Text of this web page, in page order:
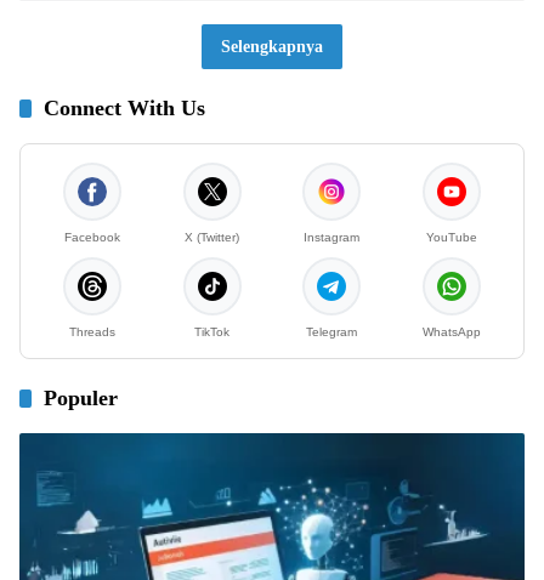
Selengkapnya
Connect With Us
Facebook X (Twitter) Instagram YouTube
Threads TikTok Telegram WhatsApp
Populer